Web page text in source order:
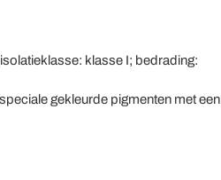
klasse I; bedrading:
gekleurde pigmenten met een